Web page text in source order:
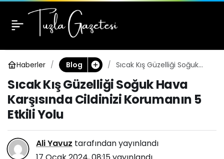
Haberler Blog
Sıcak Kış Güzelliği Soğuk
Korumanın 5 Etkili Yolu
Sıcak Kış Güzelliği Soğuk Hava
Karşısında Cildinizi Korumanın 5
Etkili Yolu
Ali Yavuz tarafından yayınlandı
Sıcak Kış Güzelliği
Soğuk Hava Karşısında
Cildinizi Korumanın 5
Etkili Yolu